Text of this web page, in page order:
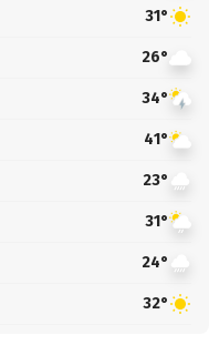
31°
26°
34°
41°
23°
31°
24°
32°